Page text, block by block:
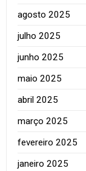
agosto 2025
julho 2025
junho 2025
maio 2025
abril 2025
março 2025
fevereiro 2025
janeiro 2025